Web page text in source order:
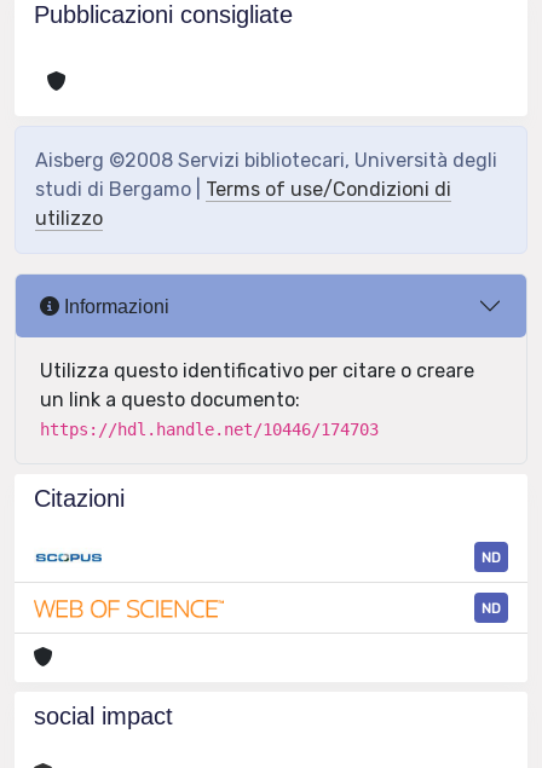
Pubblicazioni consigliate
Aisberg ©2008 Servizi bibliotecari, Università degli
studi di Bergamo | Terms of use/Condizioni di
utilizzo
Informazioni
Utilizza questo identificativo per citare o creare
un link a questo documento:
https://hdl.handle.net/10446/174703
Citazioni
ND
ND
social impact